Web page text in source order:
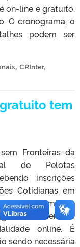
on-line e gratuito.
O cronograma, o
podem ser
, CRInter,
tem
Fronteiras da
de Pelotas
inscrições
Cotidianas em
em novembro e
aberto à
online. É
sendo necessária